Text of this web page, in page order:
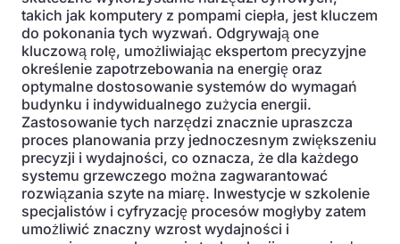
takich jak komputery z pompami ciepła, jest kluczem
do pokonania tych wyzwań. Odgrywają one
kluczową rolę, umożliwiając ekspertom precyzyjne
określenie zapotrzebowania na energię oraz
optymalne dostosowanie systemów do wymagań
budynku i indywidualnego zużycia energii.
Zastosowanie tych narzędzi znacznie upraszcza
proces planowania przy jednoczesnym zwiększeniu
precyzji i wydajności, co oznacza, że dla każdego
systemu grzewczego można zagwarantować
rozwiązania szyte na miarę. Inwestycje w szkolenie
specjalistów i cyfryzację procesów mogłyby zatem
umożliwić znaczny wzrost wydajności i